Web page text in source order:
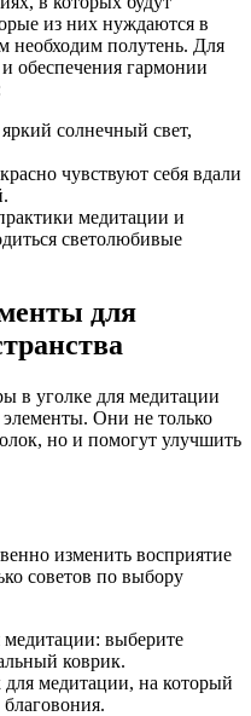
из них нуждаются в
необходим полутень. Для
обеспечения гармонии
солнечный свет,
чувствуют себя вдали
медитации и
светолюбивые
для
в уголке для медитации
Они не только
но и помогут улучшить
изменить восприятие
советов по выбору
медитации: выберите
коврик.
медитации, на который